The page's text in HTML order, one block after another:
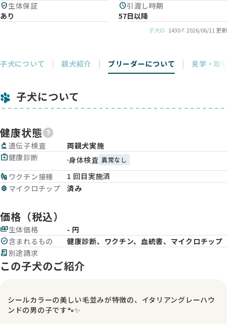
verified_user生体保証
あり
schedule引渡し時期
57日以降
子犬ID 1430 2026/06/11 更新
子犬について 親犬紹介 ブリーダーについて 見学・取
子犬について
健康状態
biotech 遺伝子検査
両親犬実施
medical_services健康診断 身体検査 異常なし
vaccines ワクチン接種
1 回目実施済
memory マイクロチップ 済み
価格（税込）
payments生体価格
- 円
check_circle含まれるもの
健康診断、ワクチン、血統書、マイクロチップ
receipt_long 別途請求
この子犬のご紹介
シールカラーの美しい毛並みが特徴の、イタリアングレーハウ
ンドの男の子です🐾✨